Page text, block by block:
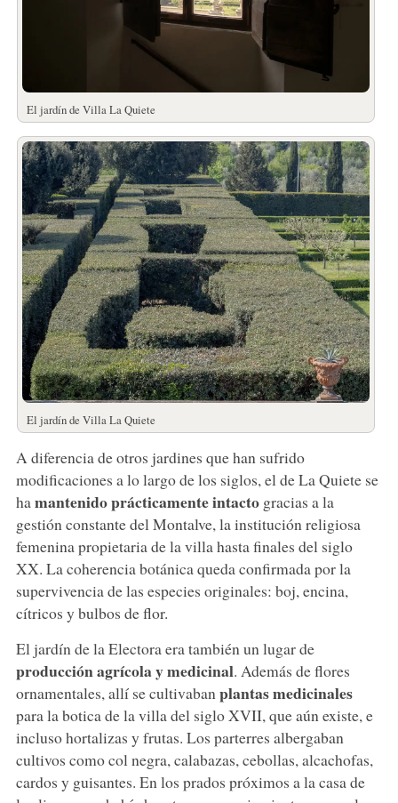
El jardín de Villa La Quiete
El jardín de Villa La Quiete
A diferencia de otros jardines que han sufrido
modificaciones a lo largo de los siglos, el de La Quiete se
ha mantenido prácticamente intacto gracias a la
gestión constante del Montalve, la institución religiosa
femenina propietaria de la villa hasta finales del siglo
XX. La coherencia botánica queda confirmada por la
supervivencia de las especies originales: boj, encina,
cítricos y bulbos de flor.
El jardín de la Electora era también un lugar de
producción agrícola y medicinal. Además de flores
ornamentales, allí se cultivaban plantas medicinales
para la botica de la villa del siglo XVII, que aún existe, e
incluso hortalizas y frutas. Los parterres albergaban
cultivos como col negra, calabazas, cebollas, alcachofas,
cardos y guisantes. En los prados próximos a la casa de